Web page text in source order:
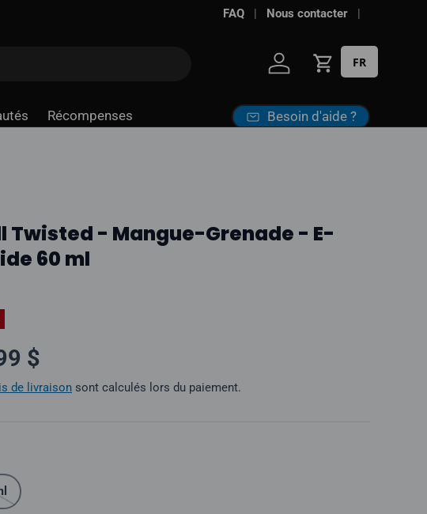
FAQ Nous contacter
Se connecter
Panier
FR
Récompenses Besoin d'aide ?
Twisted - Mangue-Grenade - E-
60 ml
$
de livraison sont calculés lors du paiement.